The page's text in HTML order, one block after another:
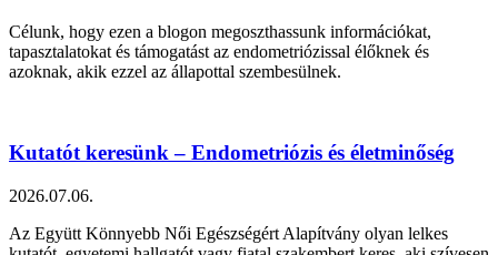
Célunk, hogy ezen a blogon megoszthassunk információkat,
tapasztalatokat és támogatást az endometriózissal élőknek és
azoknak, akik ezzel az állapottal szembesülnek.
Kutatót keresünk – Endometriózis és életminőség
2026.07.06.
Az Együtt Könnyebb Női Egészségért Alapítvány olyan lelkes